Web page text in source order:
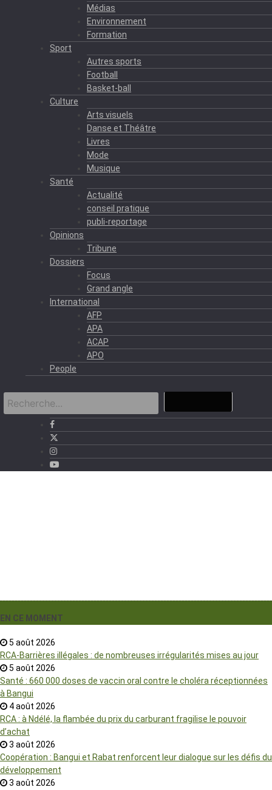
Médias
Environnement
Formation
Sport
Autres sports
Football
Basket-ball
Culture
Arts visuels
Danse et Théâtre
Livres
Mode
Musique
Santé
Actualité
conseil pratique
publi-reportage
Opinions
Tribune
Dossiers
Focus
Grand angle
International
AFP
APA
ACAP
APO
People
EN CE MOMENT
5 août 2026
RCA-Barrières illégales : de nombreuses irrégularités mises au jour
5 août 2026
Santé : 660 000 doses de vaccin oral contre le choléra réceptionnées
à Bangui
4 août 2026
RCA : à Ndélé, la flambée du prix du carburant fragilise le pouvoir
d’achat
3 août 2026
Coopération : Bangui et Rabat renforcent leur dialogue sur les défis du
développement
3 août 2026